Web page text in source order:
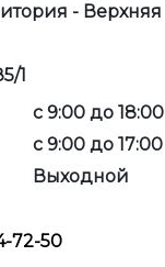
- Верхняя
1
с 9:00 до 18:00
с 9:00 до 17:00
Выходной
72-50